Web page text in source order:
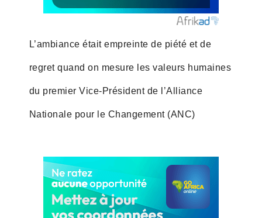
L’ambiance était empreinte de piété et de
regret quand on mesure les valeurs humaines
du premier Vice-Président de l’Alliance
Nationale pour le Changement (ANC)